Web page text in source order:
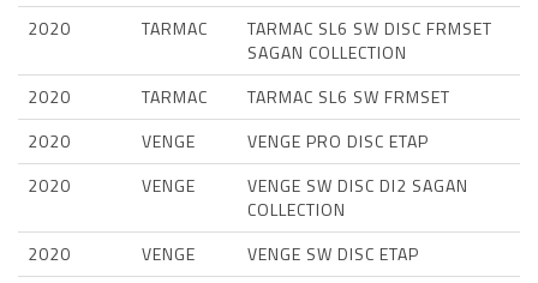
2020
TARMAC
TARMAC SL6 SW DISC FRMSET
SAGAN COLLECTION
2020
TARMAC
TARMAC SL6 SW FRMSET
2020
VENGE
VENGE PRO DISC ETAP
2020
VENGE
VENGE SW DISC DI2 SAGAN
COLLECTION
2020
VENGE
VENGE SW DISC ETAP